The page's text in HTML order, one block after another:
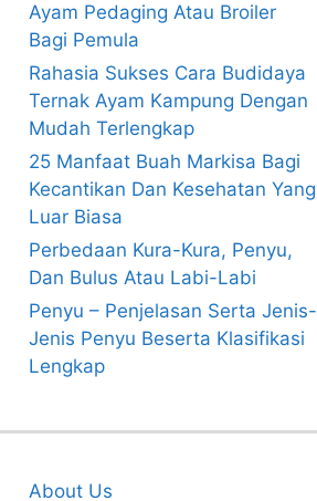
Ayam Pedaging Atau Broiler
Bagi Pemula
Rahasia Sukses Cara Budidaya
Ternak Ayam Kampung Dengan
Mudah Terlengkap
25 Manfaat Buah Markisa Bagi
Kecantikan Dan Kesehatan Yang
Luar Biasa
Perbedaan Kura-Kura, Penyu,
Dan Bulus Atau Labi-Labi
Penyu – Penjelasan Serta Jenis-
Jenis Penyu Beserta Klasifikasi
Lengkap
About Us